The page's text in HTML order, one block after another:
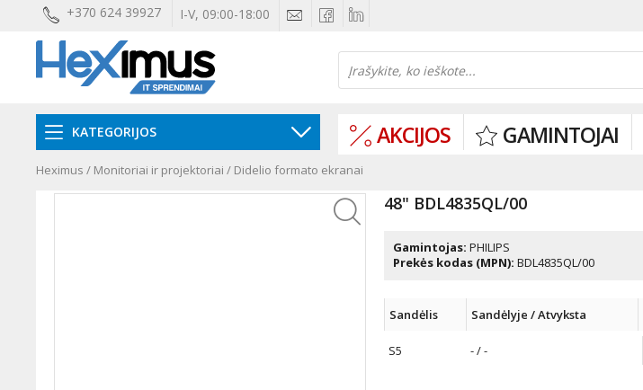
+370 624 39927 I-V, 09:00-18:00
KATEGORIJOS AKCIJOS GAMINTOJAI
Heximus / Monitoriai ir projektoriai / Didelio formato ekranai
48" BDL4835QL/00
Gamintojas: PHILIPS
Prekės kodas (MPN): BDL4835QL/00
Sandėlis Sandėlyje / Atvyksta
S5 - / -